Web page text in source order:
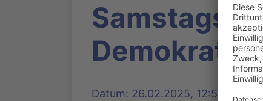
Samstags
Demokratie
Datum: 26.02.2025, 12:58 Uhr |